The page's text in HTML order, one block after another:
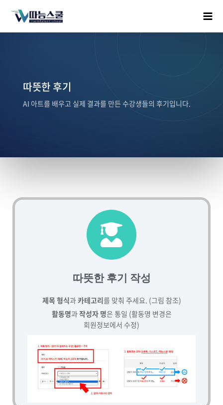
따뜻한 후기
AI 아트를 배우고 실제 결과를 만든 수강생들의 후기입니다.
따뜻한 후기 작성
제목 형식과카테고리를 맞춰 주세요. (그림 참조)
활동명과작성자 명은 통일 (활동명 변경은
회원정보에서 수정)